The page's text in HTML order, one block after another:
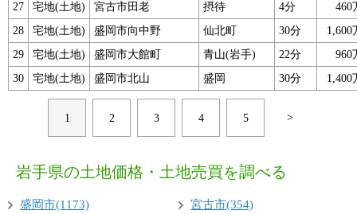
27
宅地(土地) 宮古市田老 摂待 4分
460
28
宅地(土地) 盛岡市向中野 仙北町 30分
1,600
29
宅地(土地) 盛岡市大館町 青山(岩手) 22分
960
30
宅地(土地) 盛岡市北山 盛岡 30分 1,400
1 2 3 4 5 >
岩手県の土地価格・土地売買を調べる
盛岡市(1173) 宮古市(354)